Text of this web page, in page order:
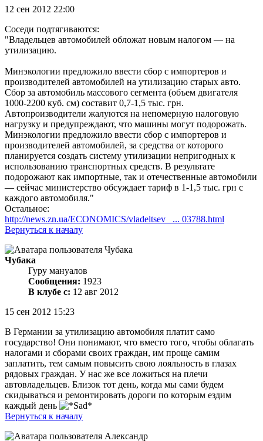
12 сен 2012 22:00
Соседи подтягиваются:
"Владельцев автомобилей обложат новым налогом — на
утилизацию.
Минэкологии предложило ввести сбор с импортеров и
производителей автомобилей на утилизацию старых авто.
Сбор за автомобиль массового сегмента (объем двигателя
1000-2200 куб. см) составит 0,7-1,5 тыс. грн.
Автопроизводители жалуются на непомерную налоговую
нагрузку и предупреждают, что машины могут подорожать.
Минэкологии предложило ввести сбор с импортеров и
производителей автомобилей, за средства от которого
планируется создать систему утилизации непригодных к
использованию транспортных средств. В результате
подорожают как импортные, так и отечественные автомобили
— сейчас министерство обсуждает тариф в 1-1,5 тыс. грн с
каждого автомобиля."
Остальное:
http://news.zn.ua/ECONOMICS/vladeltsev_ ... 03788.html
Вернуться к началу
Чубака
Гуру мануалов
Сообщения: 1923
В клубе с: 12 авг 2012
15 сен 2012 15:23
В Германии за утилизацию автомобиля платит само
государство! Они понимают, что вместо того, чтобы облагать
налогами и сборами своих граждан, им проще самим
заплатить, тем самым повысить свою лояльность в глазах
рядовых граждан. У нас же все ложиться на плечи
автовладельцев. Близок тот день, когда мы сами будем
скидываться и ремонтировать дороги по которым ездим
каждый день
Вернуться к началу